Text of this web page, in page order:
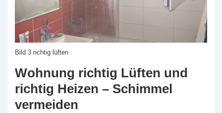
Bild 3 richtig lüften
Wohnung richtig Lüften und
richtig Heizen – Schimmel
vermeiden